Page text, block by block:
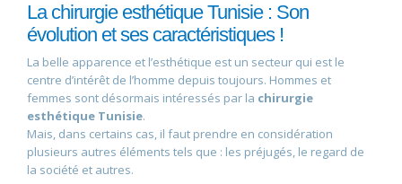
La chirurgie esthétique Tunisie : Son
évolution et ses caractéristiques !
La belle apparence et l’esthétique est un secteur qui est le
centre d’intérêt de l’homme depuis toujours. Hommes et
femmes sont désormais intéressés par la chirurgie
esthétique Tunisie.
Mais, dans certains cas, il faut prendre en considération
plusieurs autres éléments tels que : les préjugés, le regard de
la société et autres.